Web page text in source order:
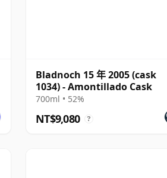
Bladnoch 15 年 2005 (cask
1034) - Amontillado Cask
700ml • 52%
NT$9,080 ?